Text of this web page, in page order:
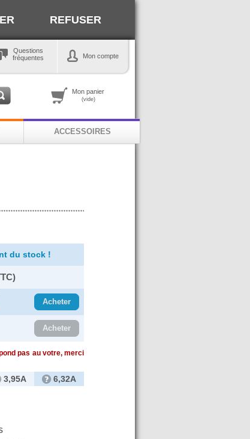
REFUSER
Questions
fréquentes
Mon compte
Mon panier
(vide)
ACCESSOIRES
du stock !
Acheter
Acheter
pas au votre, merci
3,95A
6,32A